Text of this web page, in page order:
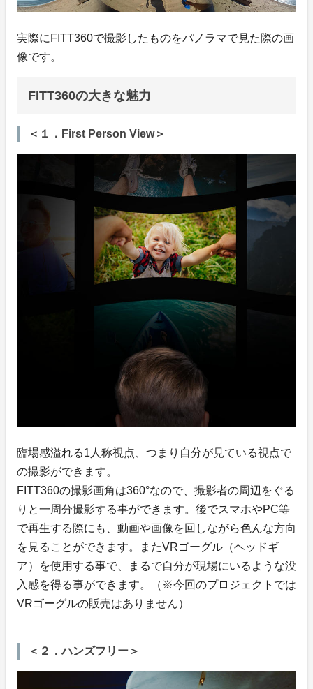
実際にFITT360で撮影したものをパノラマで見た際の画
像です。
FITT360の大きな魅力
＜１．First Person View＞
臨場感溢れる1人称視点、つまり自分が見ている視点で
の撮影ができます。
FITT360の撮影画角は360°なので、撮影者の周辺をぐる
りと一周分撮影する事ができます。後でスマホやPC等
で再生する際にも、動画や画像を回しながら色んな方向
を見ることができます。またVRゴーグル（ヘッドギ
ア）を使用する事で、まるで自分が現場にいるような没
入感を得る事ができます。（※今回のプロジェクトでは
VRゴーグルの販売はありません）
＜２．ハンズフリー＞